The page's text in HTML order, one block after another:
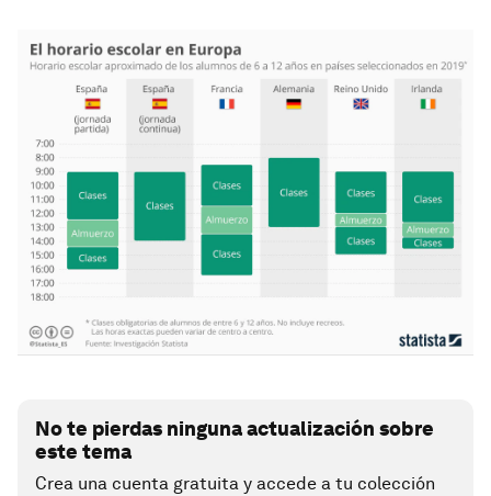
No te pierdas ninguna actualización sobre
este tema
Crea una cuenta gratuita y accede a tu colección